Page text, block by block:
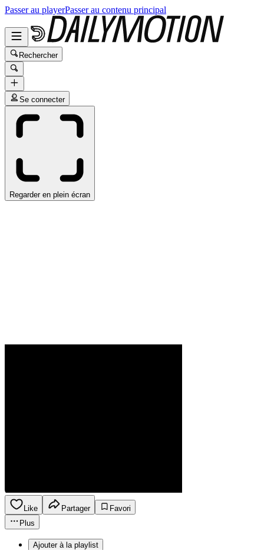
Passer au playerPasser au contenu principal
Rechercher
Se connecter
Regarder en plein écran
Like Partager
Favori
Plus
Ajouter à la playlist